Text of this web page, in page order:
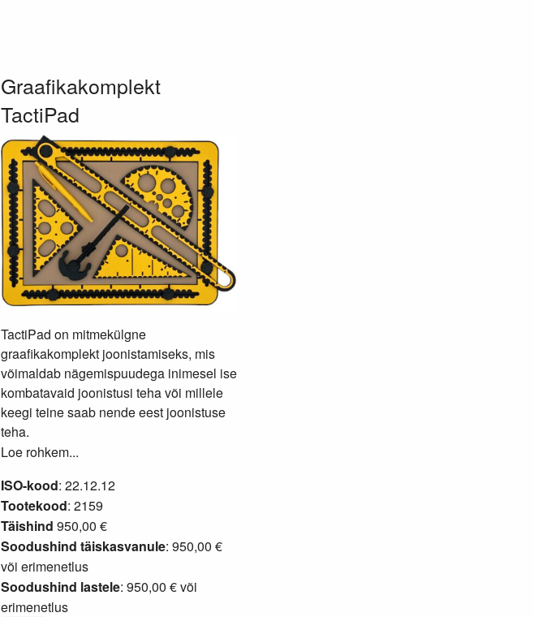
Graafikakomplekt
TactiPad
TactiPad on mitmekülgne
graafikakomplekt joonistamiseks, mis
võimaldab nägemispuudega inimesel ise
kombatavaid joonistusi teha või millele
keegi teine saab nende eest joonistuse
teha.
Loe rohkem...
ISO-kood: 22.12.12
Tootekood: 2159
Täishind 950,00 €
Soodushind täiskasvanule: 950,00 €
või erimenetlus
Soodushind lastele: 950,00 € või
erimenetlus